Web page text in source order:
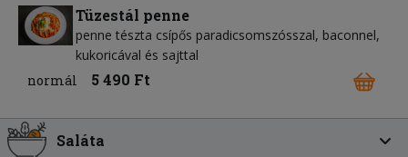
Tüzestál penne
penne tészta csípős paradicsomszósszal, baconnel,
kukoricával és sajttal
normál
5 490 Ft
Saláta